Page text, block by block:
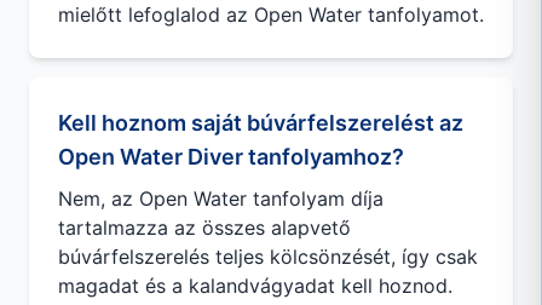
mielőtt lefoglalod az Open Water tanfolyamot.
Kell hoznom saját búvárfelszerelést az
Open Water Diver tanfolyamhoz?
Nem, az Open Water tanfolyam díja
tartalmazza az összes alapvető
búvárfelszerelés teljes kölcsönzését, így csak
magadat és a kalandvágyadat kell hoznod.